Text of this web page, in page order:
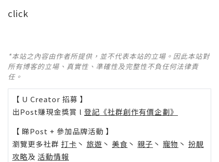
click
*本站之內容由作者所提供，並不代表本站的立場。因此本站對
所有博客的立場、真實性、準確性及完整性不負任何法律責
任。
【 U Creator 招募 】
出Post賺現金獎賞 l 登記《社群創作有價企劃》
【 睇Post + 參加品牌活動 】
瀏覽更多社群 打卡 丶 旅遊 丶 美食 丶 親子 丶 寵物 丶 扮靚
攻略及 活動情報